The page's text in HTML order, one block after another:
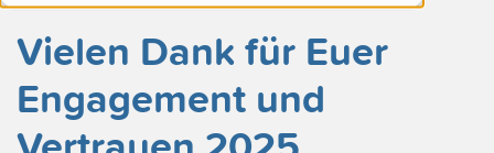
Vielen Dank für Euer
Engagement und